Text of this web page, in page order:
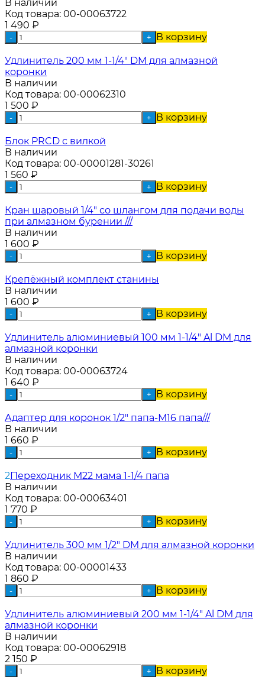
В наличии
Код товара: 00-00063722
1 490 ₽
- + В корзину
Удлинитель 200 мм 1-1/4" DM для алмазной
коронки
В наличии
Код товара: 00-00062310
1 500 ₽
- + В корзину
Блок PRCD с вилкой
В наличии
Код товара: 00-00001281-30261
1 560 ₽
- + В корзину
Кран шаровый 1/4" со шлангом для подачи воды
при алмазном бурении ///
В наличии
1 600 ₽
- + В корзину
Крепёжный комплект станины
В наличии
1 600 ₽
- + В корзину
Удлинитель алюминиевый 100 мм 1-1/4" Al DM для
алмазной коронки
В наличии
Код товара: 00-00063724
1 640 ₽
- + В корзину
Адаптер для коронок 1/2" папа-М16 папа///
В наличии
1 660 ₽
- + В корзину
2Переходник М22 мама 1-1/4 папа
В наличии
Код товара: 00-00063401
1 770 ₽
- + В корзину
Удлинитель 300 мм 1/2" DM для алмазной коронки
В наличии
Код товара: 00-00001433
1 860 ₽
- + В корзину
Удлинитель алюминиевый 200 мм 1-1/4" Al DM для
алмазной коронки
В наличии
Код товара: 00-00062918
2 150 ₽
- + В корзину